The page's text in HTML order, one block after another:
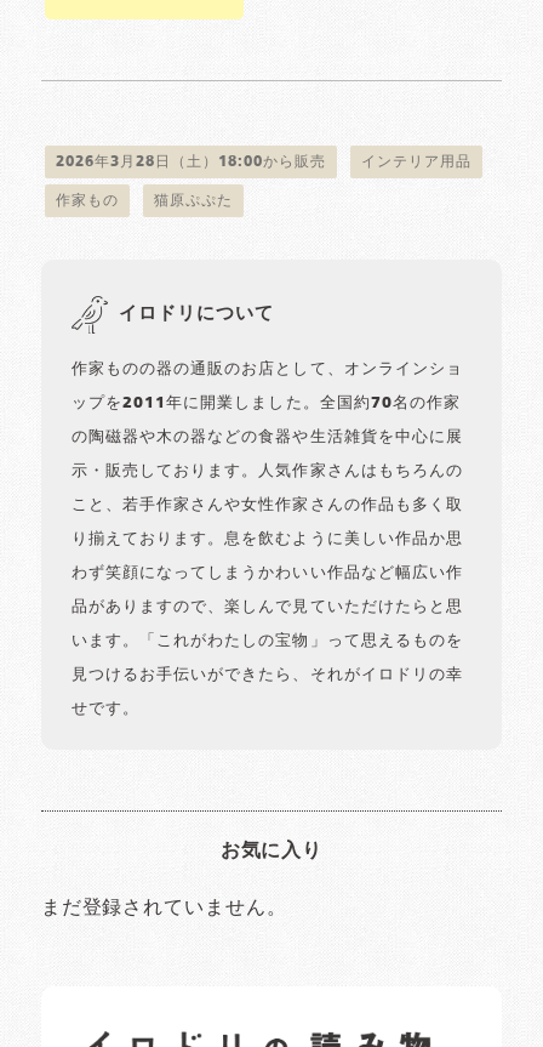
2026年3月28日（土）18:00から販売 インテリア用品
作家もの 猫原ぷぷた
イロドリについて
作家ものの器の通販のお店として、オンラインショ
ップを2011年に開業しました。全国約70名の作家
の陶磁器や木の器などの食器や生活雑貨を中心に展
示・販売しております。人気作家さんはもちろんの
こと、若手作家さんや女性作家さんの作品も多く取
り揃えております。息を飲むように美しい作品か思
わず笑顔になってしまうかわいい作品など幅広い作
品がありますので、楽しんで見ていただけたらと思
います。「これがわたしの宝物」って思えるものを
見つけるお手伝いができたら、それがイロドリの幸
せです。
お気に入り
まだ登録されていません。
日常の様子など随時更新中です。